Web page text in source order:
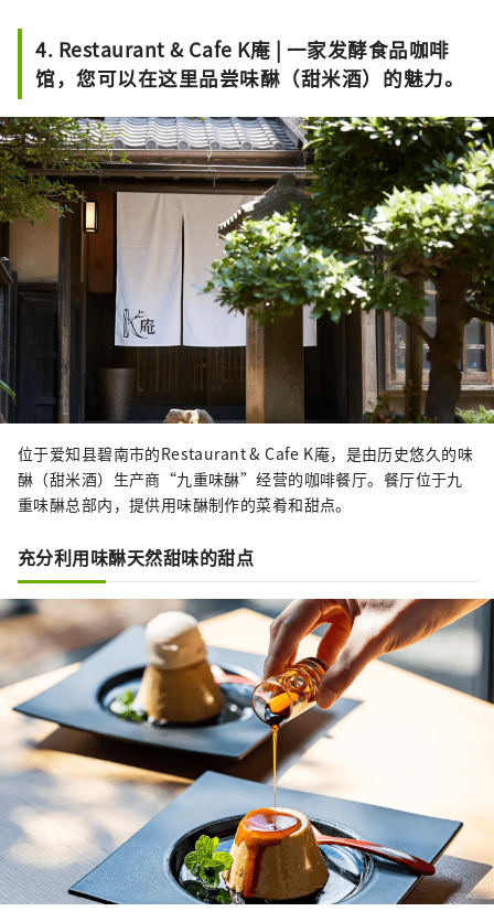
且每一道料理都加入制作者的「爱」，
让人即使天天品尝也不觉得厌倦。
创业初期的两年间，主要制作适合在补
习班内享用的便当以及提供给保育园的
营养餐点。直到 2016 年 1 月，才转型
为餐厅业态，开设了 TOMO CAFF’E，
并于 2023 年迁至目前的星丘露台
「The Kitchen2」。
TOMO CAFF’E 所有的料理都融入了发
酵元素。2011 年前后「盐麴风潮」盛
行，早川女士也开始在家中制作各式发
酵食品。随着在日常生活中频繁使用，
她逐渐感受到对皮肤光泽、头发韧性的
TOMO CAFF’E 中。
餐厅的主菜与副菜会随季节与食材有所
「甘酒腌鸡唐扬」是招牌菜之一，醇厚
的甘酒香味成为点睛之笔，十分下饭。
炸得金黄酥脆的唐扬，即使冷掉也依然
柔嫩多汁，非常适合作为便当主菜。
此外，使用盐麴制作的红萝卜萝卜丝、
以及结合花椰菜和绿花椰菜的大蒜橄榄
油拌菜等，既保留了食材的原味，又带
来不同的口感层次。
TOMO CAFF’E 的店铺内还提供副菜的
外带选项，以及便当贩售，让那些希望
轻松享受发酵美食的人士也能方便地体
验其健康与美味。
4. Restaurant & Cafe K庵 | 一家发酵食品咖啡
馆，您可以在这里品尝味醂（甜米酒）的魅力。
位于爱知县碧南市的Restaurant & Cafe K庵，是由历史悠久的味
醂（甜米酒）生产商“九重味醂”经营的咖啡餐厅。餐厅位于九
重味醂总部内，提供用味醂制作的菜肴和甜点。
充分利用味醂天然甜味的甜点